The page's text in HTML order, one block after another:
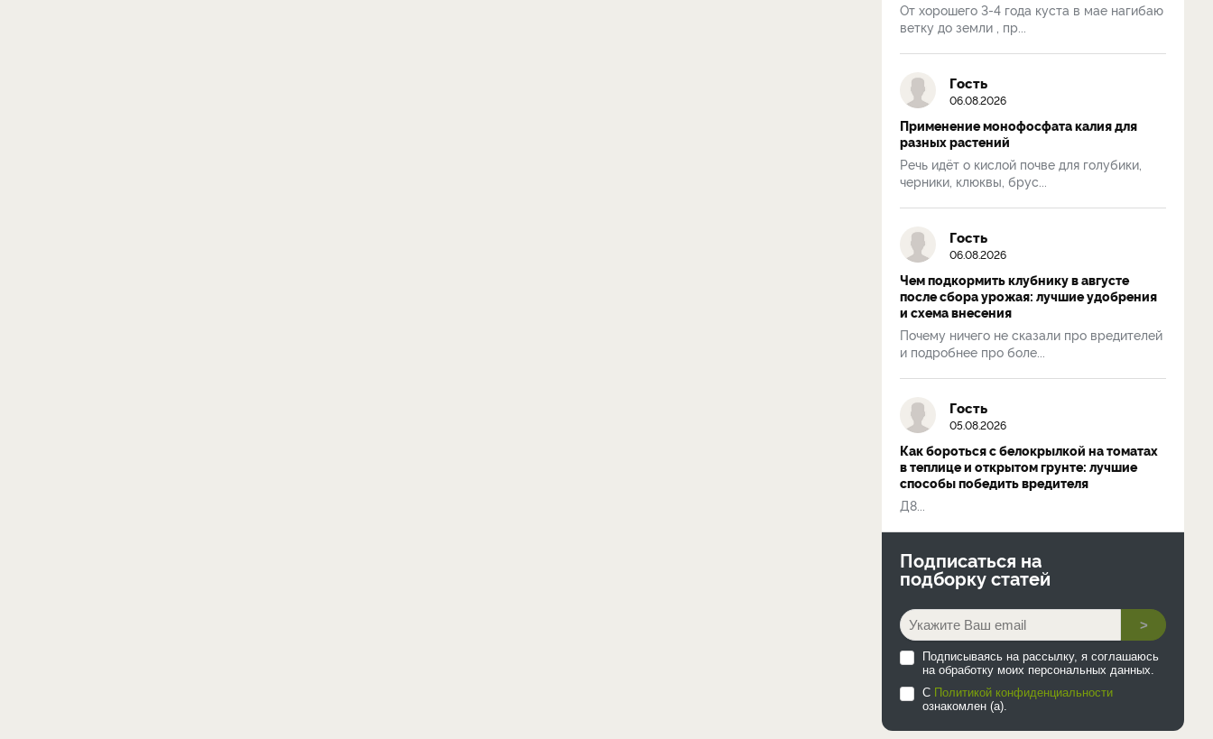
От хорошего 3-4 года куста в мае нагибаю
ветку до земли , пр...
Гость
06.08.2026
Применение монофосфата калия для
разных растений
Речь идёт о кислой почве для голубики,
черники, клюквы, брус...
Гость
06.08.2026
Чем подкормить клубнику в августе
после сбора урожая: лучшие удобрения
и схема внесения
Почему ничего не сказали про вредителей
и подробнее про боле...
Гость
05.08.2026
Как бороться с белокрылкой на томатах
в теплице и открытом грунте: лучшие
способы победить вредителя
Д8...
Подписаться на
подборку статей
>
Подписываясь на рассылку, я соглашаюсь
на обработку моих персональных данных.
С Политикой конфиденциальности
ознакомлен (а).